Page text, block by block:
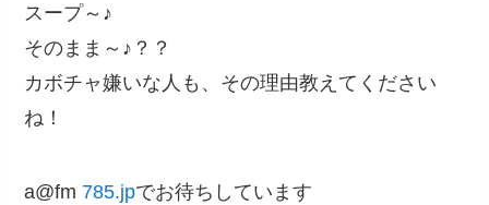
スープ～♪
そのまま～♪？？
カボチャ嫌いな人も、その理由教えてください
ね！
a@fm 785.jpでお待ちしています